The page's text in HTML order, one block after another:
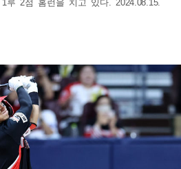
루 2점 홈런을 치고 있다. 2024.08.15.